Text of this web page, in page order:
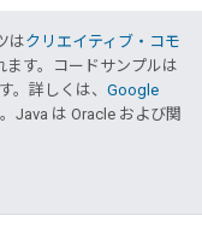
はクリエイティブ・コモ
ます。コードサンプルは
。詳しくは、 Google
Java は Oracle および関